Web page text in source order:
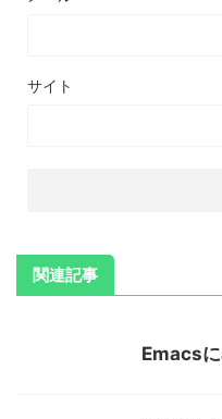
サイト
関連記事
Emacs